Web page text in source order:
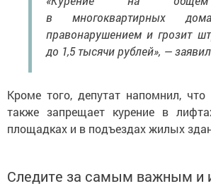
в многоквартирных
правонарушением и грозит
до 1,5 тысячи рублей», —
Кроме того, депутат напомнил, что
также запрещает курение в
площадках и в подъездах жилых
Следите за самым важным и